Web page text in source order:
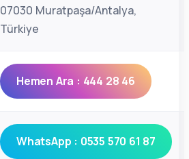
07030 Muratpaşa/Antalya,
Türkiye
Hemen Ara : 444 28 46
WhatsApp : 0535 570 61 87